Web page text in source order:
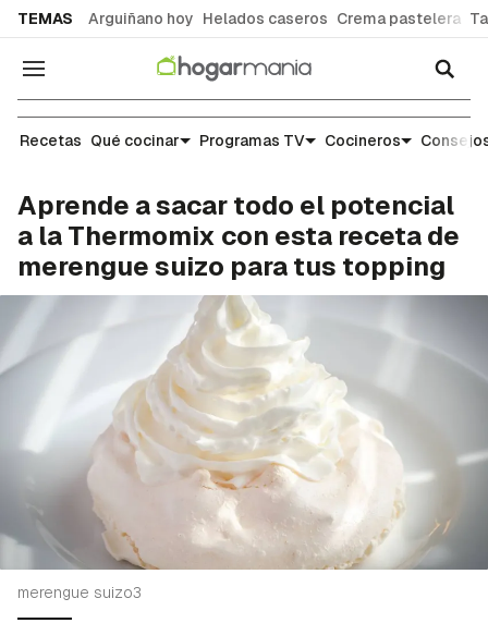
TEMAS Arguiñano hoy Helados caseros Crema pastelera
Navegación
Recetas
Recetas Qué cocinar Programas TV Cocineros
Aprende a sacar todo el potencial
a la Thermomix con esta receta de
merengue suizo para tus topping
merengue suizo3